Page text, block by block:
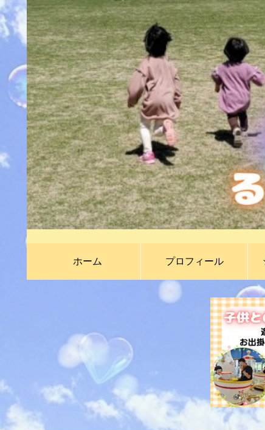
ホーム プロフィール